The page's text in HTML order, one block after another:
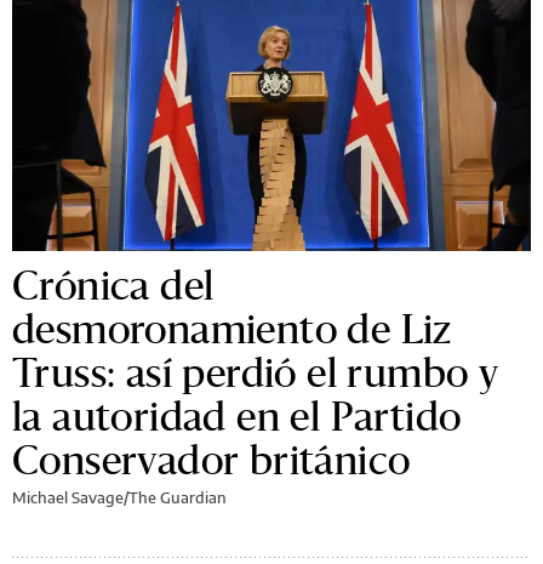
Crónica del
desmoronamiento de Liz
Truss: así perdió el rumbo y
la autoridad en el Partido
Conservador británico
Michael Savage/The Guardian